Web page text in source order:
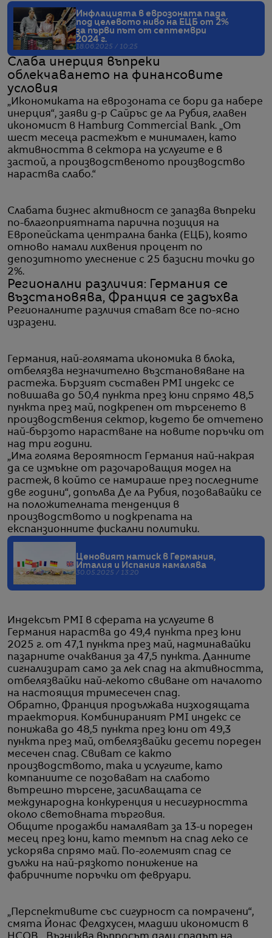
Инфлацията в еврозоната пада
под целевото ниво на ЕЦБ от 2%
за първи път от септември
2024 г.
18.06.2025 / 10:25
Слаба инерция въпреки
облекчаването на финансовите
условия
„Икономиката на еврозоната се бори да набере
инерция“, заяви д-р Сайръс де ла Рубия, главен
икономист в Hamburg Commercial Bank. „От
шест месеца растежът е минимален, като
активността в сектора на услугите е в
застой, а производственото производство
нараства слабо.“
Слабата бизнес активност се запазва въпреки
по-благоприятната парична позиция на
Европейската централна банка (ЕЦБ), която
отново намали лихвения процент по
депозитното улеснение с 25 базисни точки до
2%.
Регионални различия: Германия се
възстановява, Франция се задъхва
Регионалните различия стават все по-ясно
изразени.
Германия, най-голямата икономика в блока,
отбелязва незначително възстановяване на
растежа. Бързият съставен PMI индекс се
повишава до 50,4 пункта през юни спрямо 48,5
пункта през май, подкрепен от търсенето в
производствения сектор, където бе отчетено
най-бързото нарастване на новите поръчки от
над три години.
„Има голяма вероятност Германия най-накрая
да се измъкне от разочароващия модел на
растеж, в който се намираше през последните
две години“, допълва Де ла Рубия, позовавайки се
на положителната тенденция в
производството и подкрепата на
експанзионните фискални политики.
Ценовият натиск в Германия,
Италия и Испания намалява
30.05.2025 / 13:20
Индексът PMI в сферата на услугите в
Германия нараства до 49,4 пункта през юни
2025 г. от 47,1 пункта през май, надминавайки
пазарните очаквания за 47,5 пункта. Данните
сигнализират само за лек спад на активността,
отбелязвайки най-лекото свиване от началото
на настоящия тримесечен спад.
Обратно, Франция продължава низходящата
траектория. Комбинираният PMI индекс се
понижава до 48,5 пункта през юни от 49,3
пункта през май, отбелязвайки десети пореден
месечен спад. Свиват се както
производството, така и услугите, като
компаниите се позовават на слабото
вътрешно търсене, засилващата се
международна конкуренция и несигурността
около световната търговия.
Общите продажби намаляват за 13-и пореден
месец през юни, като темпът на спад леко се
ускорява спрямо май. По-големият спад се
дължи на най-рязкото понижение на
фабричните поръчки от февруари.
„Перспективите със сигурност са помрачени“,
смята Йонас Фелдхусен, младши икономист в